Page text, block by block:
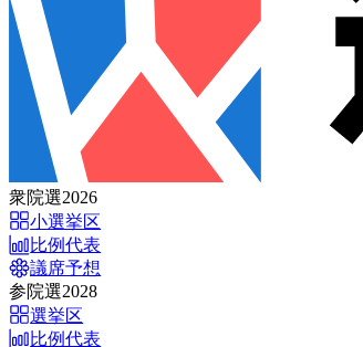
衆院選2026
小選挙区
比例代表
議席予想
参院選2028
選挙区
比例代表